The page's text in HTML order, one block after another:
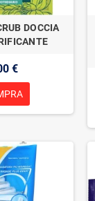
DOCCIA
€